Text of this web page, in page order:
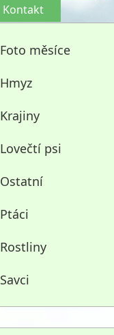
Kontakt
Foto měsíce
Hmyz
Krajiny
Lovečtí psi
Ostatní
Ptáci
Rostliny
Savci